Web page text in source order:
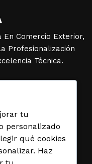
En Comercio Exterior,
Profesionalización
Técnica.
Económico
tu
personalizado
qué cookies
Haz